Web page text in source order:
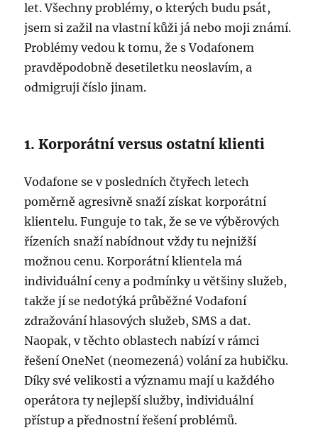
let. Všechny problémy, o kterých budu psát,
jsem si zažil na vlastní kůži já nebo moji známí.
Problémy vedou k tomu, že s Vodafonem
pravděpodobně desetiletku neoslavím, a
odmigruji číslo jinam.
1. Korporátní versus ostatní klienti
Vodafone se v posledních čtyřech letech
poměrně agresivně snaží získat korporátní
klientelu. Funguje to tak, že se ve výběrových
řízeních snaží nabídnout vždy tu nejnižší
možnou cenu. Korporátní klientela má
individuální ceny a podmínky u většiny služeb,
takže jí se nedotýká průběžné Vodafoní
zdražování hlasových služeb, SMS a dat.
Naopak, v těchto oblastech nabízí v rámci
řešení OneNet (neomezená) volání za hubičku.
Díky své velikosti a významu mají u každého
operátora ty nejlepší služby, individuální
přístup a přednostní řešení problémů.